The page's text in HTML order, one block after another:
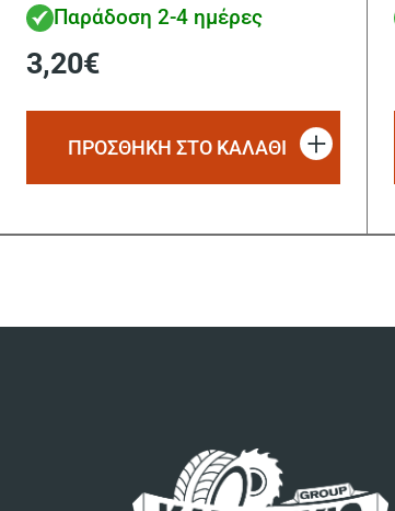
Παράδοση 2-4 ημέρες
3,20€
ΠΡΟΣΘΗΚΗ ΣΤΟ ΚΑΛΑΘΙ